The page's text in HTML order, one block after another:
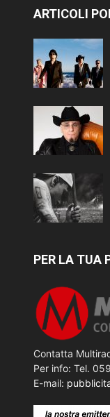
ARTICOLI
PER LA TUA
Contatta
Per info: Tel.
E-mail: